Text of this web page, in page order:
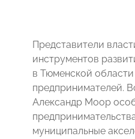
Представители
инструментов
в Тюменской
предпринимателей.
Александр Моор
муниципальные